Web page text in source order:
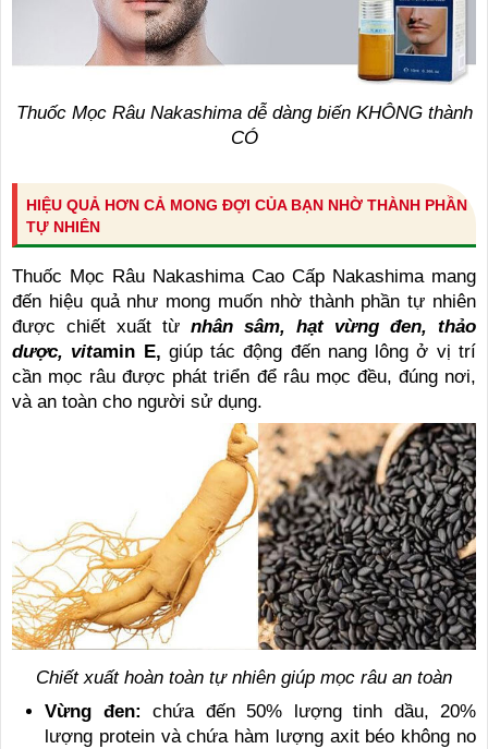
Thuốc Mọc Râu Nakashima dễ dàng biến KHÔNG thành
CÓ
HIỆU QUẢ HƠN CẢ MONG ĐỢI CỦA BẠN NHỜ THÀNH PHẦN
TỰ NHIÊN
Thuốc Mọc Râu Nakashima Cao Cấp Nakashima mang
đến hiệu quả như mong muốn nhờ thành phần tự nhiên
được chiết xuất từ nhân sâm, hạt vừng đen, thảo
dược, vitamin E, giúp tác động đến nang lông ở vị trí
cần mọc râu được phát triển để râu mọc đều, đúng nơi,
và an toàn cho người sử dụng.
Chiết xuất hoàn toàn tự nhiên giúp mọc râu an toàn
Vừng đen: chứa đến 50% lượng tinh dầu, 20%
lượng protein và chứa hàm lượng axit béo không no